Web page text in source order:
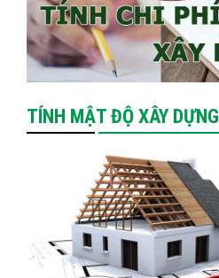
TÍNH MẬT ĐỘ XÂY DỰNG